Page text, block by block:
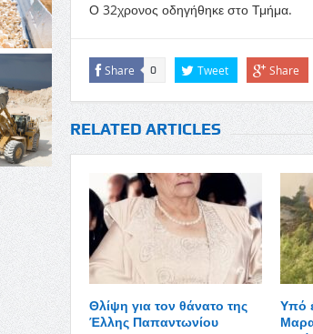
Ο 32χρονος οδηγήθηκε στο Τμήμα.
Share 0 Tweet Share
RELATED ARTICLES
Θλίψη για τον θάνατο της
Έλλης Παπαντωνίου
Υπό